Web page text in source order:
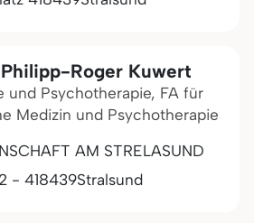
Roger Kuwert
und Psychotherapie, FA für
Medizin und Psychotherapie
AM STRELASUND
- 418439Stralsund